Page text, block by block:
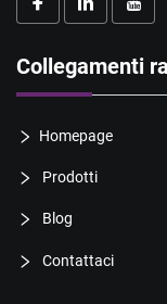
Collegamenti
Homepage
Prodotti
Blog
Contattaci